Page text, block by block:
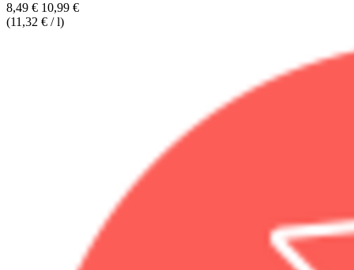
8,49 € 10,99 €
(11,32 € / l)